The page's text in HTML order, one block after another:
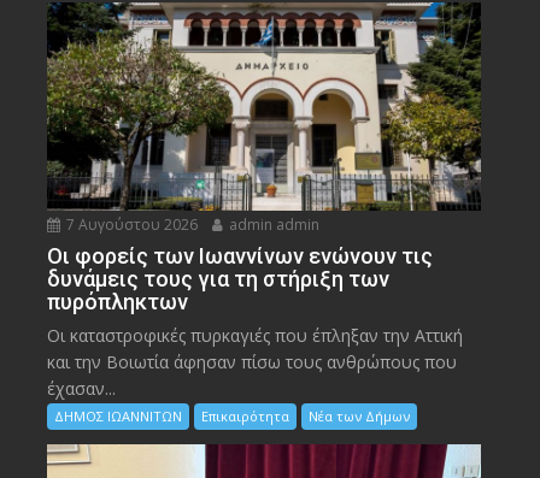
7 Αυγούστου 2026 admin admin
Οι φορείς των Ιωαννίνων ενώνουν τις
δυνάμεις τους για τη στήριξη των
πυρόπληκτων
Οι καταστροφικές πυρκαγιές που έπληξαν την Αττική
και την Bοιωτία άφησαν πίσω τους ανθρώπους που
έχασαν...
ΔΗΜΟΣ ΙΩΑΝΝΙΤΩΝ Επικαιρότητα Νέα των Δήμων